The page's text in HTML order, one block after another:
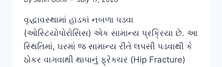
વૃદ્ધાવસ્થામાં હાડકાં નબળા પડવા
(ઓસ્ટિયોપોરોસિસ) એક સામાન્ય પ્રક્રિયા છે. આ
સ્થિતિમાં, ઘરમાં જ સામાન્ય રીતે લપસી પડવાથી કે
ઠોકર વાગવાથી થાપાનું ફ્રેક્ચર (Hip Fracture)